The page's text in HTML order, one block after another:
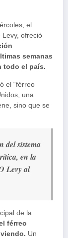
el
Levy, ofreció
semanas
todo el país.
el “férreo
una
sino que se
del sistema
en la
Levy al
de la
férreo
Un